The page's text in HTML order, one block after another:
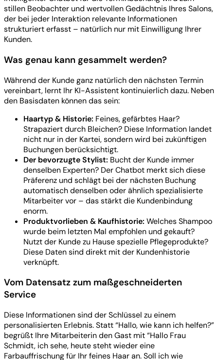
stillen Beobachter und wertvollen Gedächtnis Ihres Salons,
der bei jeder Interaktion relevante Informationen
strukturiert erfasst – natürlich nur mit Einwilligung Ihrer
Kunden.
Was genau kann gesammelt werden?
Während der Kunde ganz natürlich den nächsten Termin
vereinbart, lernt Ihr KI-Assistent kontinuierlich dazu. Neben
den Basisdaten können das sein:
Haartyp & Historie: Feines, gefärbtes Haar?
Strapaziert durch Bleichen? Diese Information landet
nicht nur in der Kartei, sondern wird bei zukünftigen
Buchungen berücksichtigt.
Der bevorzugte Stylist: Bucht der Kunde immer
denselben Experten? Der Chatbot merkt sich diese
Präferenz und schlägt bei der nächsten Buchung
automatisch denselben oder ähnlich spezialisierte
Mitarbeiter vor – das stärkt die Kundenbindung
enorm.
Produktvorlieben & Kaufhistorie: Welches Shampoo
wurde beim letzten Mal empfohlen und gekauft?
Nutzt der Kunde zu Hause spezielle Pflegeprodukte?
Diese Daten sind direkt mit der Kundenhistorie
verknüpft.
Vom Datensatz zum maßgeschneiderten
Service
Diese Informationen sind der Schlüssel zu einem
personalisierten Erlebnis. Statt “Hallo, wie kann ich helfen?”
begrüßt Ihre Mitarbeiterin den Gast mit “Hallo Frau
Schmidt, ich sehe, heute steht wieder eine
Farbauffrischung für Ihr feines Haar an. Soll ich wie